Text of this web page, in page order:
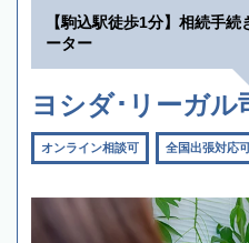
【駒込駅徒歩1分】相続手
ーター
ヨシダ･リーガル
オンライン相談可 全国出張対応